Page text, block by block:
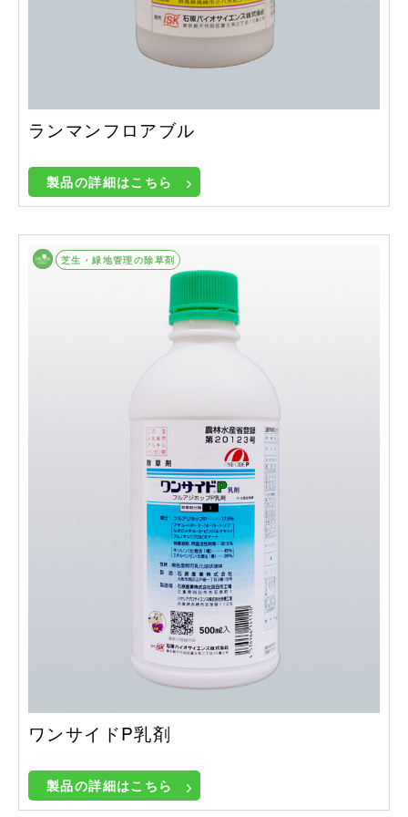
ランマンフロアブル
製品の詳細はこちら
畑作等除草剤
芝生・緑地管理の除草剤
ワンサイドP乳剤
製品の詳細はこちら